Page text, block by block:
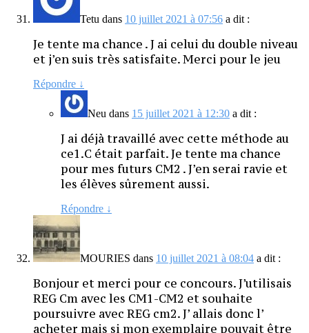
Tetu dans 10 juillet 2021 à 07:56 a dit :
Je tente ma chance . J ai celui du double niveau
et j’en suis très satisfaite. Merci pour le jeu
Répondre ↓
Neu dans 15 juillet 2021 à 12:30 a dit :
J ai déjà travaillé avec cette méthode au
ce1.C était parfait. Je tente ma chance
pour mes futurs CM2 . J’en serai ravie et
les élèves sûrement aussi.
Répondre ↓
MOURIES dans 10 juillet 2021 à 08:04 a dit :
Bonjour et merci pour ce concours. J’utilisais
REG Cm avec les CM1-CM2 et souhaite
poursuivre avec REG cm2. J’ allais donc l’
acheter mais si mon exemplaire pouvait être